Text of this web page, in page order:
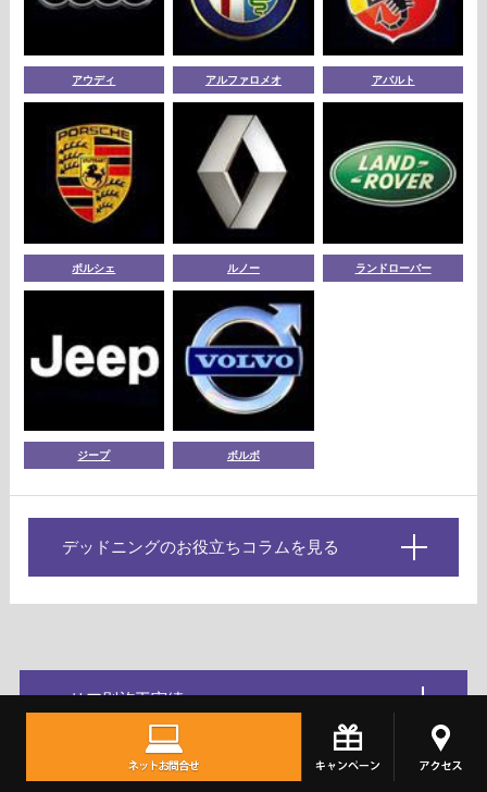
アウディ アルファロメオ アバルト
ポルシェ ルノー ランドローバー
ジープ ボルボ
デッドニングのお役立ちコラムを見る
エリア別施工実績